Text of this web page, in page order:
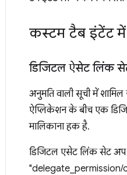
कस्टम टैब इंटेंट में
डिजिटल ऐसेट लिंक
अनुमति वाली सूची में
ऐप्लिकेशन के बीच एक
मालिकाना हक है.
डिजिटल एसेट लिंक सेट
"delegate_permission/